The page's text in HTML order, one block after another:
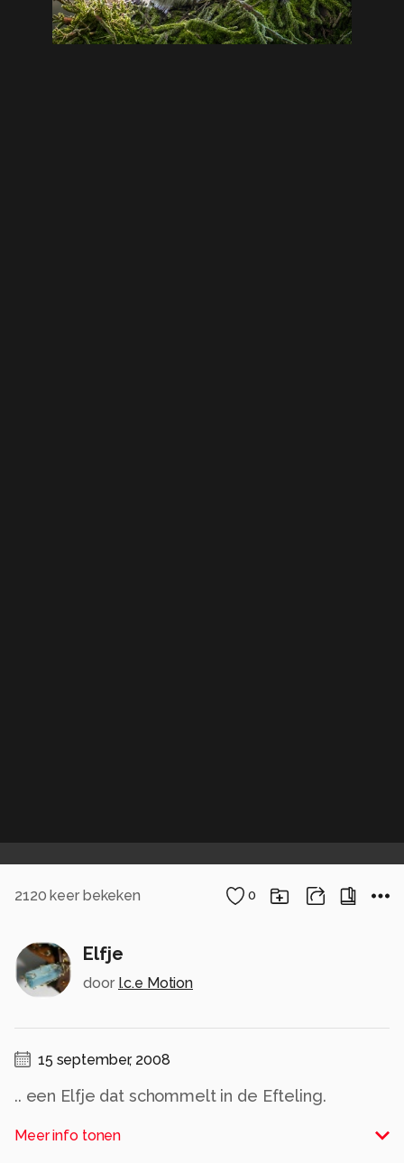
2120 keer bekeken 0
Elfje
door I.c.e Motion
15 september, 2008
.. een Elfje dat schommelt in de Efteling.
Alle rechten voorbehouden
Meer info tonen